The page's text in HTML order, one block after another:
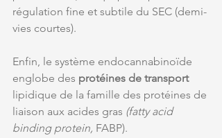
régulation fine et subtile du SEC (demi-
vies courtes).
Enfin, le système endocannabinoïde
englobe des protéines de transport
lipidique de la famille des protéines de
liaison aux acides gras (fatty acid
binding protein, FABP).